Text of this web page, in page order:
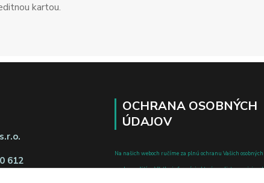
kartou.
612
OCHRANA OSOBNÝCH
ÚDAJOV
Na našich weboch ručíme za plnú ochranu Vašich
pred zneužitím. Všetky informácie, ktoré uvediete o svojej